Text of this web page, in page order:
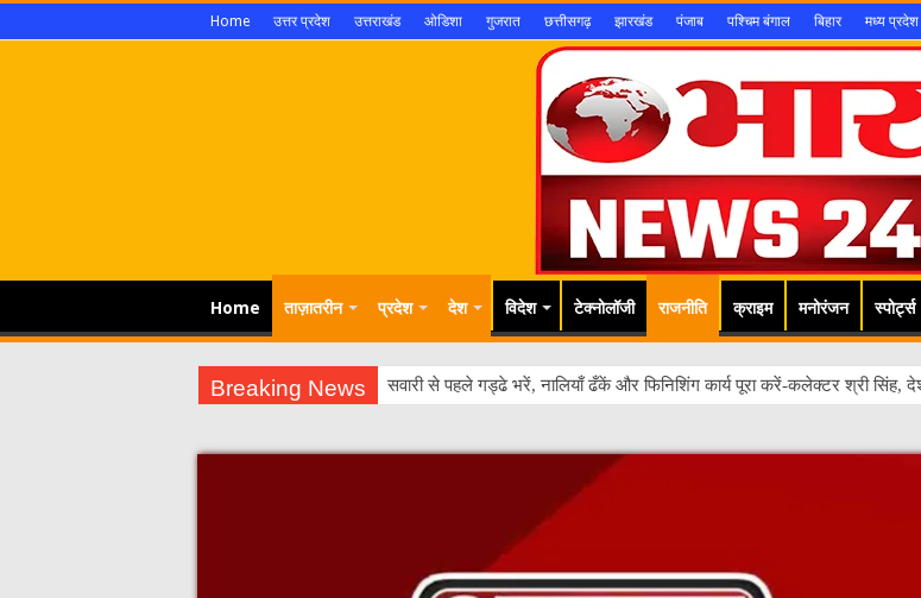
Home उत्तर प्रदेश उत्तराखंड ओडिशा गुजरात छत्तीसगढ़ झारखंड पंजाब पश्चिम बंगाल बिहार मध्य प्रदेश
Home ताज़ातरीन प्रदेश देश विदेश टेक्नोलॉजी राजनीति क्राइम मनोरंजन स्पोर्ट्स
Breaking News